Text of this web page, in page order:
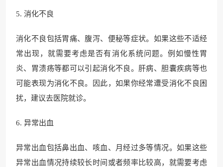
5. 消化不良
消化不良包括胃痛、腹泻、便秘等症状。如果这些不适经
常出现，就需要考虑是否有消化系统问题。例如慢性胃
炎、胃溃疡等都可以引起消化不良。肝病、胆囊疾病等也
可能表现为消化不良。因此，如果你经常遭受消化不良困
扰，建议去医院就诊。
6. 异常出血
异常出血包括鼻出血、咳血、月经过多等情况。如果这些
异常出血情况持续较长时间或者频率比较高，就需要考虑